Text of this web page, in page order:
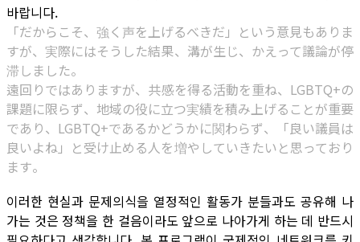
바랍니다.
「だからこそ、強く声を上げるべきだ」という意見もありま
すが、実際にはそうした結果、溝が生じ、かえって議論が停
滞しました。
遠回りではありますが、共感を得る活動を重ね、LGBTQ+の
課題に限らず、地域の役に立つ実績を積み上げることが重要
であり、LGBTQ+であるかどうかに関わらず、「良い議員は
良いよね」と受け止める人を増やしていきたいと思っており
ます。
이러한 현실과 문제의식을 열정적인 활동가 분들과도 공유해 나
가는 것은 정책을 한 걸음이라도 앞으로 나아가게 하는 데 반드시